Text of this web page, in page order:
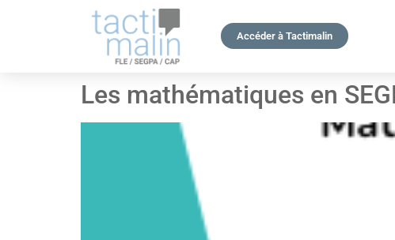
Accéder à Tactimalin
Les mathématiques en